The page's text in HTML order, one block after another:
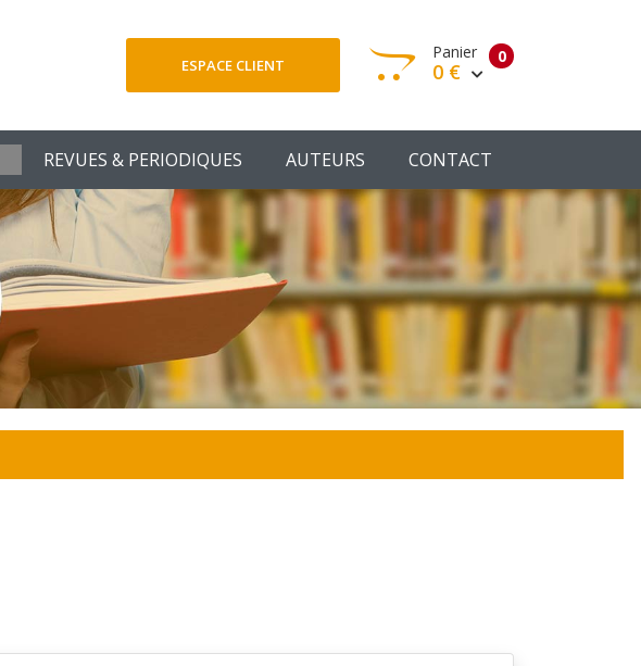
ESPACE CLIENT 0
Panier
0 €
Votre panier est vide
Votre Panier
REVUES & PERIODIQUES AUTEURS CONTACT